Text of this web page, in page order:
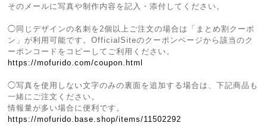
そのメールに写真や制作内容を記入・添付してください。
◯同じデザインの名刺を2個以上ご注文の場合は「まとめ割クーポ
ン」が利用可能です。OfficialSiteのクーポンページから該当のク
ーポンコードをコピーしてご利用ください。
https://mofurido.com/coupon.html
◯写真を使用しない文字のみの裏面を追加する場合は、下記商品も
一緒にご注文ください。
情報量が多い場合に便利です。
https://mofurido.base.shop/items/11502292